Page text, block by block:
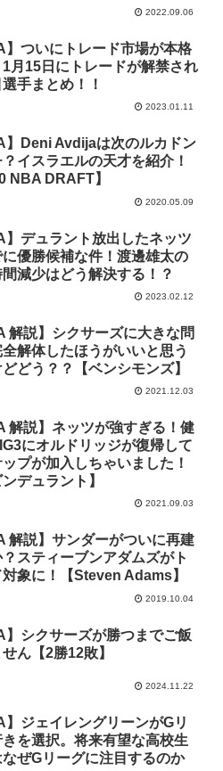
2022.09.06
】ついにトレード市場が本格
月15日にトレードが解禁され
手まとめ！！
2023.01.11
】Deni Avdijaは次のルカドン
イスラエルの天才を紹介！
NBA DRAFT】
2020.05.09
】デュラント放出したネッツ
優勝候補な件！渡邊雄太の
減少はどう解決する！？
2023.02.12
解説】シクサーズに大きな問
解体したほうがいいと思う
どう？？【ベンシモンズ】
2021.12.03
解説】ネッツが強すぎる！健
にオルドリッジが復帰して
ップが加入しちゃいました！
ンデュラント】
2021.09.03
解説】サンダーがついに再建
スティーブンアダムズがト
対象に！【Steven Adams】
2019.10.04
】シクサーズが勝つまでご飯
ん【2勝12敗】
2024.11.22
】ジェイレングリーンがGリ
きを選択。将来有望な高校生
なぜGリーグに注目するのか